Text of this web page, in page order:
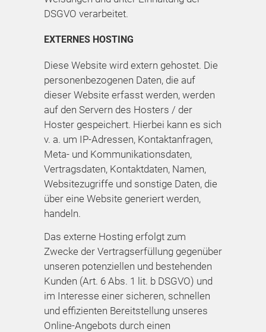
DSGVO verarbeitet.
EXTERNES HOSTING
Diese Website wird extern gehostet. Die
personenbezogenen Daten, die auf
dieser Website erfasst werden, werden
auf den Servern des Hosters / der
Hoster gespeichert. Hierbei kann es sich
v. a. um IP-Adressen, Kontaktanfragen,
Meta- und Kommunikationsdaten,
Vertragsdaten, Kontaktdaten, Namen,
Websitezugriffe und sonstige Daten, die
über eine Website generiert werden,
handeln.
Das externe Hosting erfolgt zum
Zwecke der Vertragserfüllung gegenüber
unseren potenziellen und bestehenden
Kunden (Art. 6 Abs. 1 lit. b DSGVO) und
im Interesse einer sicheren, schnellen
und effizienten Bereitstellung unseres
Online-Angebots durch einen